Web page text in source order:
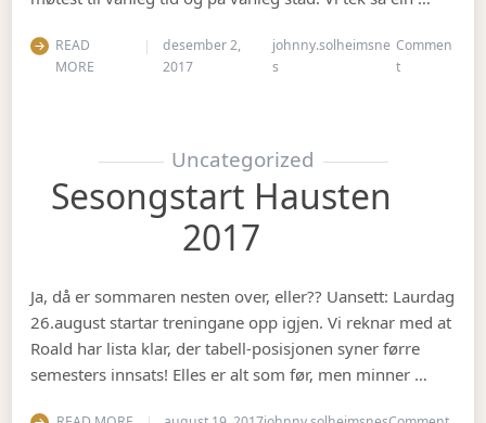
READ
MORE
desember 2,
2017
johnny.solheimsne
s
Commen
ton Julebord
Uncategorized
Sesongstart Hausten
2017
Ja, då er sommaren nesten over, eller?? Uansett: Laurdag
26.august startar treningane opp igjen. Vi reknar med at
Roald har lista klar, der tabell-posisjonen syner førre
semesters innsats! Elles er alt som før, men minner …